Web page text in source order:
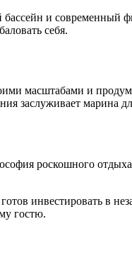
бассейн и современный
себя.
масштабами и
заслуживает марина
роскошного
инвестировать в
гостю.